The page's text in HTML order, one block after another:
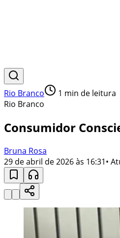
Rio Branco 1 min de leitura
Rio Branco
Consumidor
Bruna Rosa
29 de abril de 2026 às 16:31•